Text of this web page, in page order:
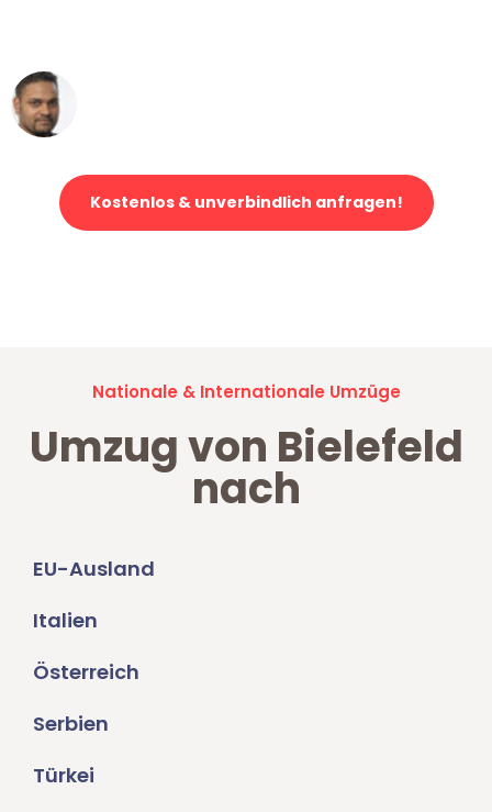
Kostenlos & unverbindlich anfragen!
Nationale & Internationale Umzüge
Umzug von Bielefeld
nach
EU-Ausland
Italien
Österreich
Serbien
Türkei